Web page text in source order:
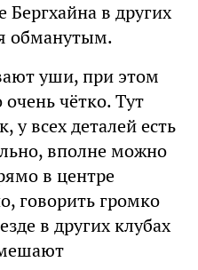
Бергхайна в других
обманутым.
уши, при этом
чётко. Тут
у всех деталей есть
вполне можно
в центре
говорить громко
в других клубах